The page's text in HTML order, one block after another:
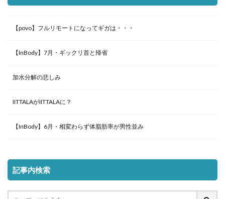
【povo】フルリモートになってギガは・・・
【InBody】7月・ギックリ首と帰省
加水分解の悲しみ
IITTALAがIITTALAに？
【InBody】6月・相変わらず体脂肪率が男性並み
記事内検索